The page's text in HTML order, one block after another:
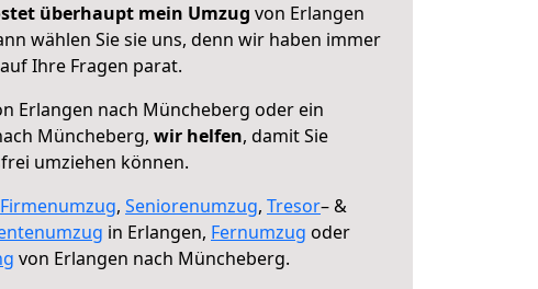
überhaupt mein Umzug von Erlangen
wählen Sie sie uns, denn wir haben immer
Ihre Fragen parat.
Erlangen nach Müncheberg oder ein
Müncheberg, wir helfen, damit Sie
umziehen können.
Firmenumzug, Seniorenumzug, Tresor– &
in Erlangen, Fernumzug oder
von Erlangen nach Müncheberg.